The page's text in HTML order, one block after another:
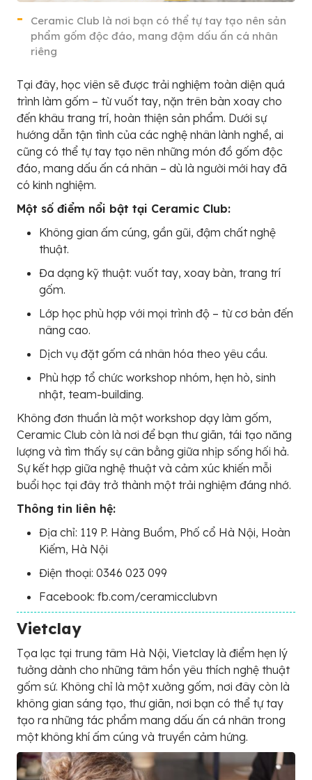
Ceramic Club là nơi bạn có thể tự tay tạo nên sản
phẩm gốm độc đáo, mang đậm dấu ấn cá nhân
riêng
Tại đây, học viên sẽ được trải nghiệm toàn diện quá
trình làm gốm – từ vuốt tay, nặn trên bàn xoay cho
đến khâu trang trí, hoàn thiện sản phẩm. Dưới sự
hướng dẫn tận tình của các nghệ nhân lành nghề, ai
cũng có thể tự tay tạo nên những món đồ gốm độc
đáo, mang dấu ấn cá nhân – dù là người mới hay đã
có kinh nghiệm.
Một số điểm nổi bật tại Ceramic Club:
Không gian ấm cúng, gần gũi, đậm chất nghệ
thuật.
Đa dạng kỹ thuật: vuốt tay, xoay bàn, trang trí
gốm.
Lớp học phù hợp với mọi trình độ – từ cơ bản đến
nâng cao.
Dịch vụ đặt gốm cá nhân hóa theo yêu cầu.
Phù hợp tổ chức workshop nhóm, hẹn hò, sinh
nhật, team-building.
Không đơn thuần là một workshop dạy làm gốm,
Ceramic Club còn là nơi để bạn thư giãn, tái tạo năng
lượng và tìm thấy sự cân bằng giữa nhịp sống hối hả.
Sự kết hợp giữa nghệ thuật và cảm xúc khiến mỗi
buổi học tại đây trở thành một trải nghiệm đáng nhớ.
Thông tin liên hệ:
Địa chỉ: 119 P. Hàng Buồm, Phố cổ Hà Nội, Hoàn
Kiếm, Hà Nội
Điện thoại: 0346 023 099
Facebook: fb.com/ceramicclubvn
Vietclay
Tọa lạc tại trung tâm Hà Nội, Vietclay là điểm hẹn lý
tưởng dành cho những tâm hồn yêu thích nghệ thuật
gốm sứ. Không chỉ là một xưởng gốm, nơi đây còn là
không gian sáng tạo, thư giãn, nơi bạn có thể tự tay
tạo ra những tác phẩm mang dấu ấn cá nhân trong
một không khí ấm cúng và truyền cảm hứng.